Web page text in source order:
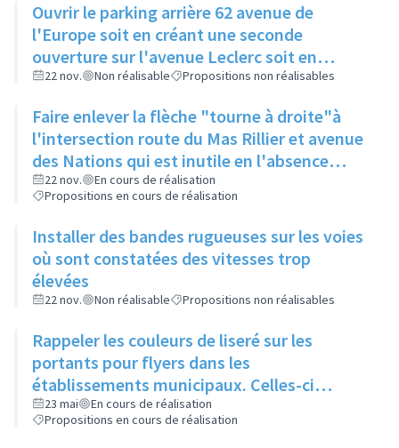
Ouvrir le parking arrière 62 avenue de
l'Europe soit en créant une seconde
ouverture sur l'avenue Leclerc soit en
supprimant les 2 places du bout
22 nov. Non réalisable Propositions non réalisables
Faire enlever la flèche "tourne à droite"à
l'intersection route du Mas Rillier et avenue
des Nations qui est inutile en l'absence
d'une seconde voie
22 nov.
En cours de réalisation
Propositions en cours de réalisation
Installer des bandes rugueuses sur les voies
où sont constatées des vitesses trop
élevées
22 nov. Non réalisable Propositions non réalisables
Rappeler les couleurs de liseré sur les
portants pour flyers dans les
établissements municipaux. Celles-ci
seraient également rappelées sur le site de
la saison culturelle
23 mai
En cours de réalisation
Propositions en cours de réalisation